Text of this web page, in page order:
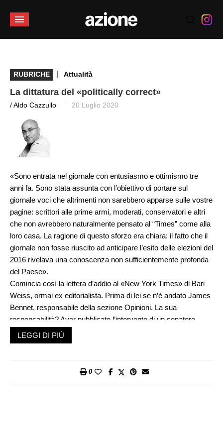
RUBRICHE | Attualità
La dittatura del «politically correct»
/ Aldo Cazzullo 20 Luglio 2020
«Sono entrata nel giornale con entusiasmo e ottimismo tre
anni fa. Sono stata assunta con l’obiettivo di portare sul
giornale voci che altrimenti non sarebbero apparse sulle vostre
pagine: scrittori alle prime armi, moderati, conservatori e altri
che non avrebbero naturalmente pensato al “Times” come alla
loro casa. La ragione di questo sforzo era chiara: il fatto che il
giornale non fosse riuscito ad anticipare l’esito delle elezioni del
2016 rivelava una conoscenza non sufficientemente profonda
del Paese».
Comincia così la lettera d’addio al «New York Times» di Bari
Weiss, ormai ex editorialista. Prima di lei se n’è andato James
Bennet, responsabile della sezione Opinioni. La sua
responsabilità? Aver pubblicato l’intervento di un senatore
repubblicano, su un giornale vicino al partito democratico. Ma
la vera colpa di Bennet e della Weiss è non essersi uniformati
Il politicamente corretto è nato nelle università americane
LEGGI DI PIÙ
0